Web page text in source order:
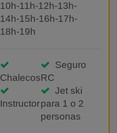
10h-11h-12h-13h-
14h-15h-16h-17h-
18h-19h
Chalecos
Seguro
RC
Instructor
Jet ski
para 1 o 2
personas